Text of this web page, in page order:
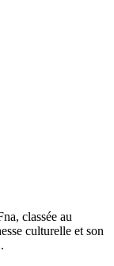
classée au
culturelle et son